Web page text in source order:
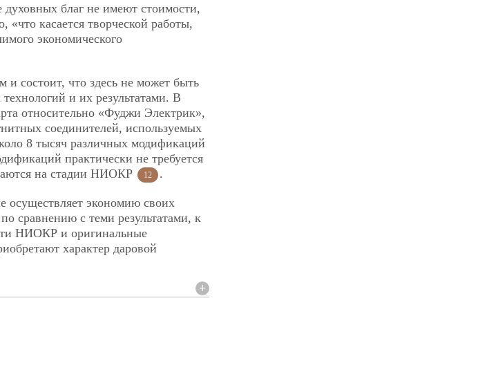
духовных благ не имеют стоимости,
«что касается творческой работы,
экономического
и состоит, что здесь не может быть
и их результатами. В
относительно «Фуджи Электрик»,
соединителей, используемых
8 тысяч различных модификаций
практически не требуется
на стадии НИОКР
12 .
экономию своих
сравнению с теми результатами, к
НИОКР и оригинальные
характер даровой